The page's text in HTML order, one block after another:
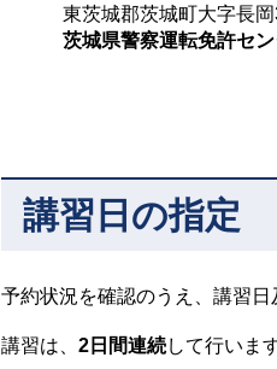
東茨城郡茨城町大字長
茨城県警察運転免許セ
講習日の指定
予約状況を確認のうえ、講習日
講習は、 2日間連続して行います